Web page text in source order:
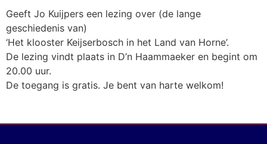
Geeft Jo Kuijpers een lezing over (de lange
geschiedenis van)
‘Het klooster Keijserbosch in het Land van Horne’.
De lezing vindt plaats in D’n Haammaeker en begint om
20.00 uur.
De toegang is gratis. Je bent van harte welkom!